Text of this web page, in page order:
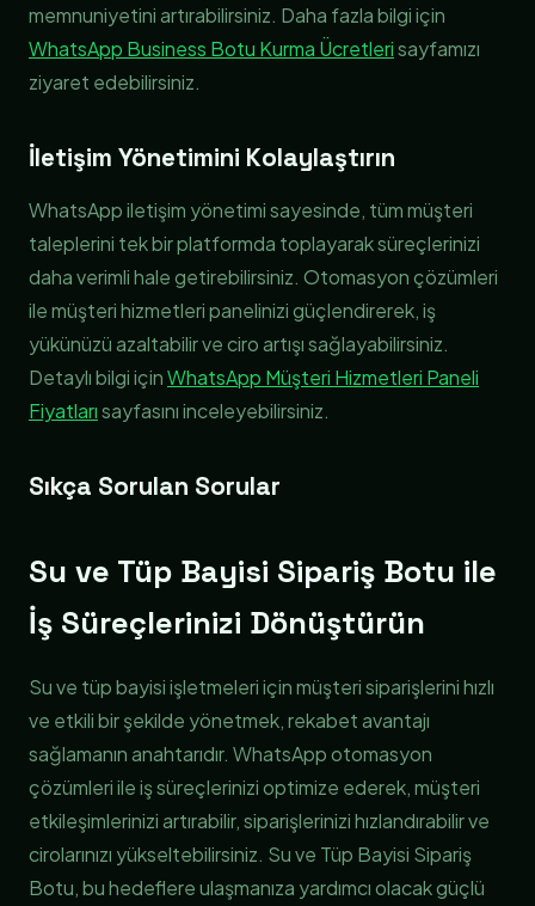
memnuniyetini artırabilirsiniz. Daha fazla bilgi için
WhatsApp Business Botu Kurma Ücretlerisayfamızı
ziyaret edebilirsiniz.
İletişim Yönetimini Kolaylaştırın
WhatsApp iletişim yönetimi sayesinde, tüm müşteri
taleplerini tek bir platformda toplayarak süreçlerinizi
daha verimli hale getirebilirsiniz. Otomasyon çözümleri
ile müşteri hizmetleri panelinizi güçlendirerek, iş
yükünüzü azaltabilir ve ciro artışı sağlayabilirsiniz.
Detaylı bilgi içinWhatsApp Müşteri Hizmetleri Paneli
Fiyatlarısayfasını inceleyebilirsiniz.
Sıkça Sorulan Sorular
Su ve Tüp Bayisi Sipariş Botu ile
İş Süreçlerinizi Dönüştürün
Su ve tüp bayisi işletmeleri için müşteri siparişlerini hızlı
ve etkili bir şekilde yönetmek, rekabet avantajı
sağlamanın anahtarıdır. WhatsApp otomasyon
çözümleri ile iş süreçlerinizi optimize ederek, müşteri
etkileşimlerinizi artırabilir, siparişlerinizi hızlandırabilir ve
cirolarınızı yükseltebilirsiniz. Su ve Tüp Bayisi Sipariş
Botu, bu hedeflere ulaşmanıza yardımcı olacak güçlü